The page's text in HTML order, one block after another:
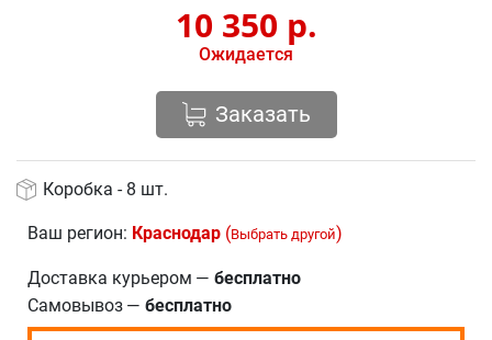
10 350 р.
Ожидается
Заказать
Коробка - 8 шт.
Ваш регион: Краснодар (Выбрать другой)
Доставка курьером — бесплатно
Самовывоз — бесплатно